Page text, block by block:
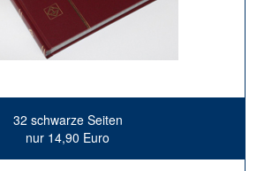
32 schwarze Seiten
nur 14,90 Euro